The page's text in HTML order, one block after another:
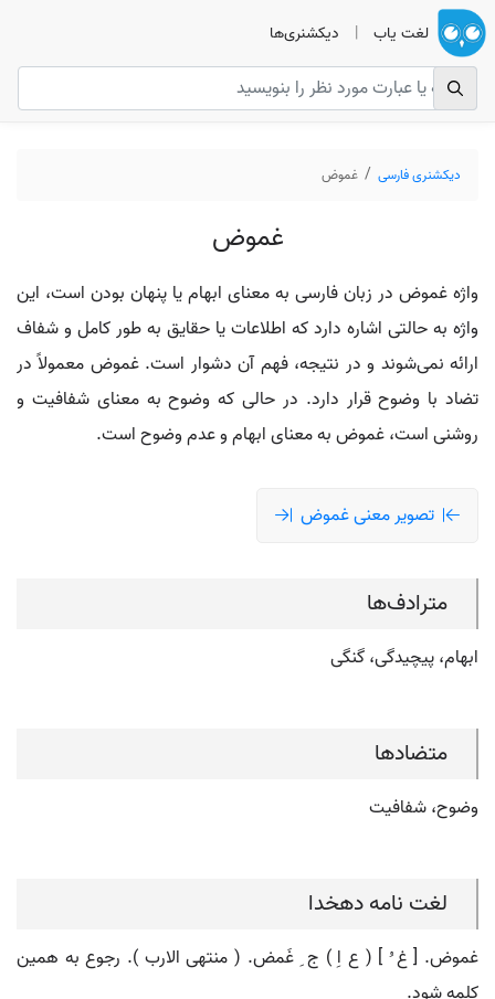
لغت یاب | دیکشنری‌ها
دیکشنری فارسی غموض
غموض
واژه غموض در زبان فارسی به معنای ابهام یا پنهان بودن است، این
واژه به حالتی اشاره دارد که اطلاعات یا حقایق به طور کامل و شفاف
ارائه نمی‌شوند و در نتیجه، فهم آن دشوار است. غموض معمولاً در
تضاد با وضوح قرار دارد. در حالی که وضوح به معنای شفافیت و
روشنی است، غموض به معنای ابهام و عدم وضوح است.
تصویر معنی غموض
مترادف‌ها
ابهام، پیچیدگی، گنگی
متضادها
وضوح، شفافیت
لغت نامه دهخدا
غموض. [ غ ُ ] ( ع اِ ) ج ِ غَمض. ( منتهی الارب ). رجوع به همین